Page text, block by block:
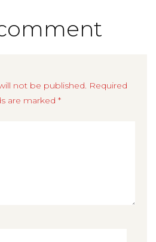
not be published. Required
are marked *